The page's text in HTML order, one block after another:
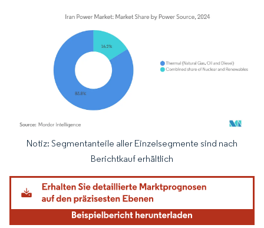
Bild © Mordor Intelligence. Wiederverwendung erfordert Namensnennung
Notiz: Segmentanteile aller Einzelsegmente sind nach
Berichtkauf erhältlich